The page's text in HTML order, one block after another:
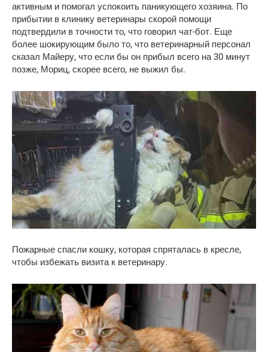
активным и помогал успокоить паникующего хозяина. По
прибытии в клинику ветеринары скорой помощи
подтвердили в точности то, что говорил чат-бот. Еще
более шокирующим было то, что ветеринарный персонал
сказал Майеру, что если бы он прибыл всего на 30 минут
позже, Мориц, скорее всего, не выжил бы.
Пожарные спасли кошку, которая спряталась в кресле,
чтобы избежать визита к ветеринару.